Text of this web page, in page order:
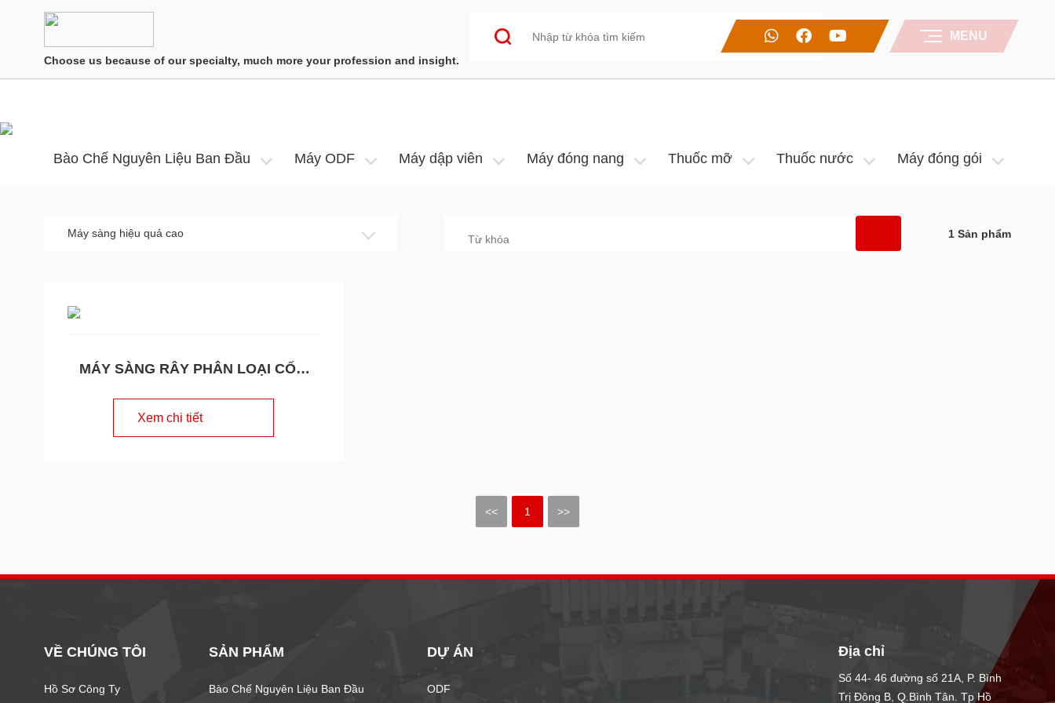
Choose us because of our specialty, much more your profession and insight.
MENU
Bào Chế Nguyên Liệu Ban Đầu Máy ODF Máy dập viên Máy đóng nang Thuốc mỡ Thuốc nước Máy đóng gói
Máy sàng hiệu quả cao 1Sản phẩm
MÁY SÀNG RÂY PHÂN LOẠI CỐM
Xem chi tiết
<< 1 >>
VỀ CHÚNG TÔI
Hồ Sơ Công Ty
SẢN PHẨM
Bào Chế Nguyên Liệu Ban Đầu
DỰ ÁN
ODF
Địa chỉ
Số 44- 46 đường số 21A, P. Bình
Trị Đông B, Q.Bình Tân. Tp Hồ